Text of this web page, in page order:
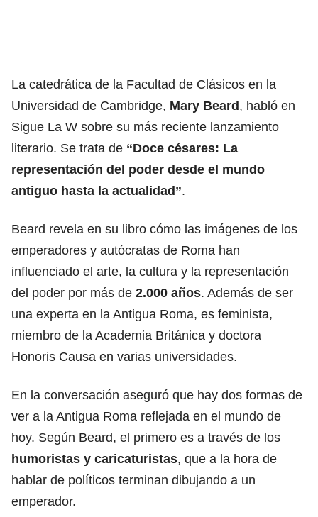
La catedrática de la Facultad de Clásicos en la
Universidad de Cambridge, Mary Beard, habló en
Sigue La W sobre su más reciente lanzamiento
literario. Se trata de “Doce césares: La
representación del poder desde el mundo
antiguo hasta la actualidad”.
Beard revela en su libro cómo las imágenes de los
emperadores y autócratas de Roma han
influenciado el arte, la cultura y la representación
del poder por más de 2.000 años. Además de ser
una experta en la Antigua Roma, es feminista,
miembro de la Academia Británica y doctora
Honoris Causa en varias universidades.
En la conversación aseguró que hay dos formas de
ver a la Antigua Roma reflejada en el mundo de
hoy. Según Beard, el primero es a través de los
humoristas y caricaturistas, que a la hora de
hablar de políticos terminan dibujando a un
emperador.